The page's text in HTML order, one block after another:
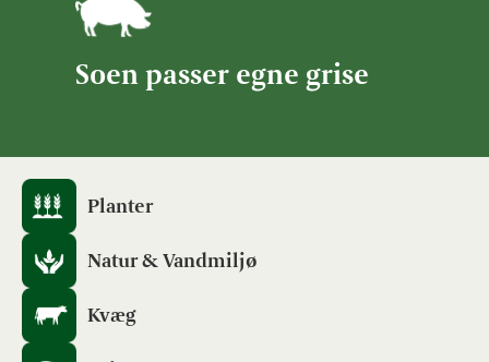
Soen passer egne grise
Planter
Natur & Vandmiljø
Kvæg